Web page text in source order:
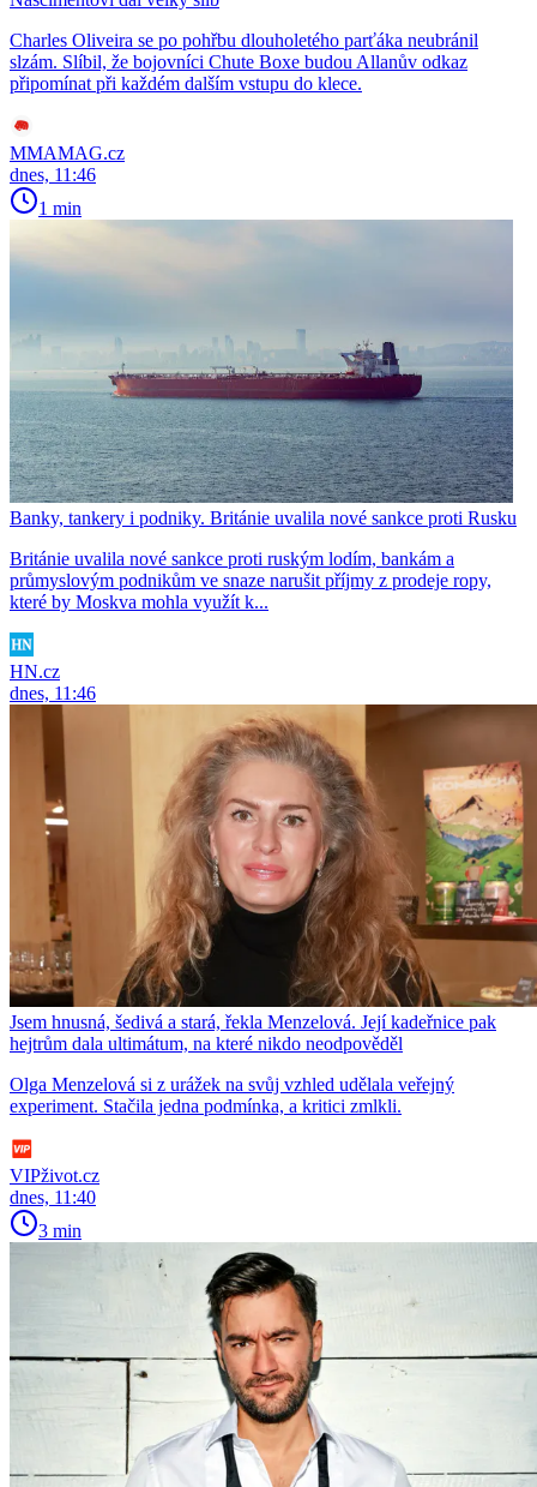
Charles Oliveira se po pohřbu dlouholetého parťáka neubránil
slzám. Slíbil, že bojovníci Chute Boxe budou Allanův odkaz
připomínat při každém dalším vstupu do klece.
MMAMAG.cz
dnes, 11:46
1 min
Banky, tankery i podniky. Británie uvalila nové sankce proti Rusku
Británie uvalila nové sankce proti ruským lodím, bankám a
průmyslovým podnikům ve snaze narušit příjmy z prodeje ropy,
které by Moskva mohla využít k...
HN.cz
dnes, 11:46
Jsem hnusná, šedivá a stará, řekla Menzelová. Její kadeřnice pak
hejtrům dala ultimátum, na které nikdo neodpověděl
Olga Menzelová si z urážek na svůj vzhled udělala veřejný
experiment. Stačila jedna podmínka, a kritici zmlkli.
VIPživot.cz
dnes, 11:40
3 min